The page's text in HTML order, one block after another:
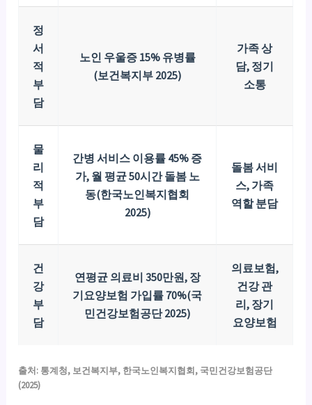
정
서
적
부
담
노인 우울증 15% 유병률
(보건복지부 2025)
가족 상
담, 정기
소통
물
리
적
부
담
간병 서비스 이용률 45% 증
가, 월 평균 50시간 돌봄 노
동(한국노인복지협회
2025)
돌봄 서비
스, 가족
역할 분담
건
강
부
담
연평균 의료비 350만원, 장
기요양보험 가입률 70%(국
민건강보험공단 2025)
의료보험,
건강 관
리, 장기
요양보험
출처: 통계청, 보건복지부, 한국노인복지협회, 국민건강보험공단
(2025)